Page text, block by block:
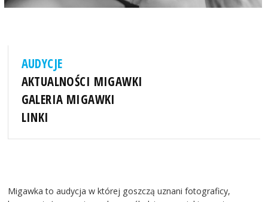
AUDYCJE
AKTUALNOŚCI MIGAWKI
GALERIA MIGAWKI
LINKI
Migawka to audycja w której goszczą uznani fotograficy,